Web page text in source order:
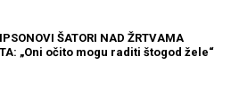
ŠATORI NAD ŽRTVAMA
„Oni očito mogu raditi štogod žele“